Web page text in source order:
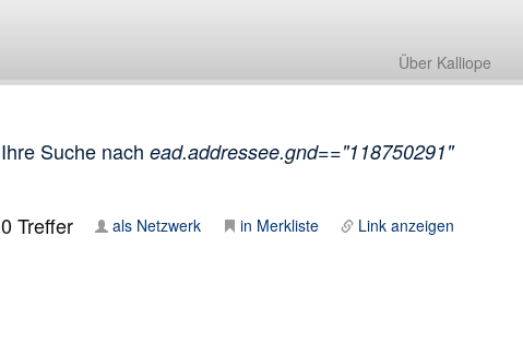
Über Kalliope
Ihre Suche nach ead.addressee.gnd=="118750291"
0Treffer als Netzwerk in Merkliste Link anzeigen